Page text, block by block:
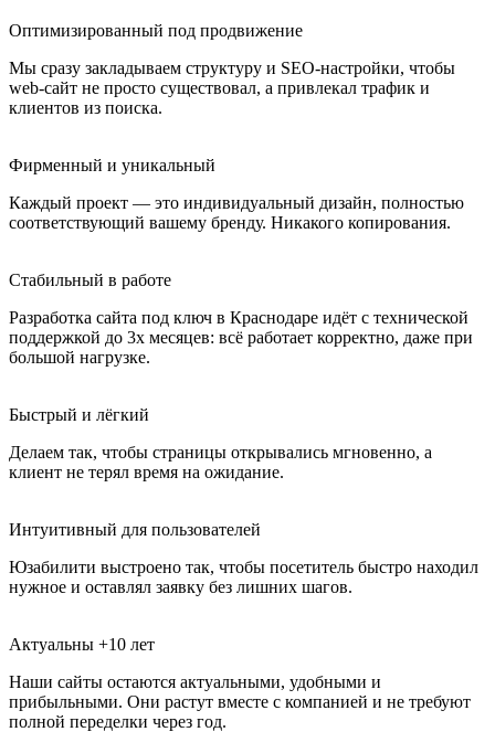
Оптимизированный под продвижение
Мы сразу закладываем структуру и SEO-настройки, чтобы
web-сайт не просто существовал, а привлекал трафик и
клиентов из поиска.
Фирменный и уникальный
Каждый проект — это индивидуальный дизайн, полностью
соответствующий вашему бренду. Никакого копирования.
Стабильный в работе
Разработка сайта под ключ в Краснодаре идёт с технической
поддержкой до 3х месяцев: всё работает корректно, даже при
большой нагрузке.
Быстрый и лёгкий
Делаем так, чтобы страницы открывались мгновенно, а
клиент не терял время на ожидание.
Интуитивный для пользователей
Юзабилити выстроено так, чтобы посетитель быстро находил
нужное и оставлял заявку без лишних шагов.
Актуальны +10 лет
Наши сайты остаются актуальными, удобными и
прибыльными. Они растут вместе с компанией и не требуют
полной переделки через год.